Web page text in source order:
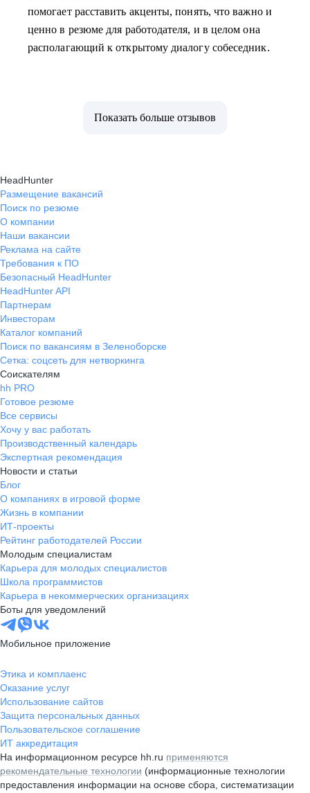
помогает расставить акценты, понять, что важно и
ценно в резюме для работодателя, и в целом она
располагающий к открытому диалогу собеседник.
Показать больше отзывов
HeadHunter
Размещение вакансий
Поиск по резюме
О компании
Наши вакансии
Реклама на сайте
Требования к ПО
Безопасный HeadHunter
HeadHunter API
Партнерам
Инвесторам
Каталог компаний
Поиск по вакансиям в Зеленоборске
Сетка: соцсеть для нетворкинга
Соискателям
hh PRO
Готовое резюме
Все сервисы
Хочу у вас работать
Производственный календарь
Экспертная рекомендация
Новости и статьи
Блог
О компаниях в игровой форме
Жизнь в компании
ИТ-проекты
Рейтинг работодателей России
Молодым специалистам
Карьера для молодых специалистов
Школа программистов
Карьера в некоммерческих организациях
Боты для уведомлений
Мобильное приложение
Этика и комплаенс
Оказание услуг
Использование сайтов
Защита персональных данных
Пользовательское соглашение
ИТ аккредитация
На информационном ресурсе hh.ru применяются
рекомендательные технологии (информационные технологии
предоставления информации на основе сбора, систематизации